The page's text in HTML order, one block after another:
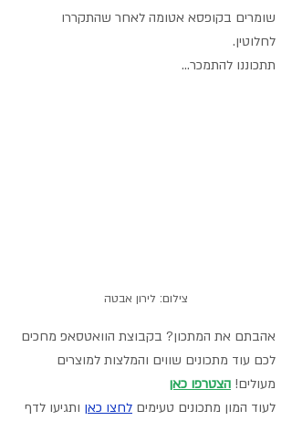
שומרים בקופסא אטומה לאחר שהתקררו
לחלוטין.
תתכוננו להתמכר...
צילום: לירון אבטה
אהבתם את המתכון? בקבוצת הוואטסאפ מחכים
לכם עוד מתכונים שווים והמלצות למוצרים
מעולים! הצטרפו כאן
לעוד המון מתכונים טעימים לחצו כאן ותגיעו לדף